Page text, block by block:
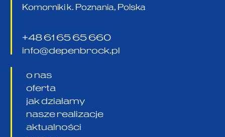
Komorniki k. Poznania, Polska
+48 61 65 65 660
info@depenbrock.pl
o nas
oferta
jak działamy
nasze realizacje
aktualności